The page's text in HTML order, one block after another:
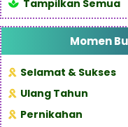
Tampilkan Semua
Momen
Selamat & Sukses
Ulang Tahun
Pernikahan